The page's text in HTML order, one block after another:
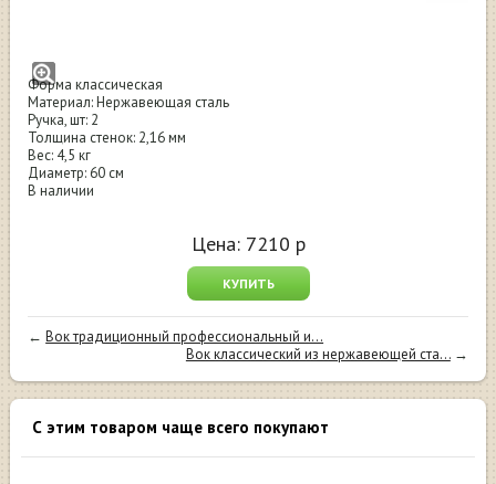
Форма классическая
Материал: Нержавеющая сталь
Ручка, шт: 2
Толщина стенок: 2,16 мм
Вес: 4,5 кг
Диаметр: 60 см
В наличии
Цена: 7210 р
КУПИТЬ
←Вок традиционный профессиональный и...
Вок классический из нержавеющей ста...→
С этим товаром чаще всего покупают